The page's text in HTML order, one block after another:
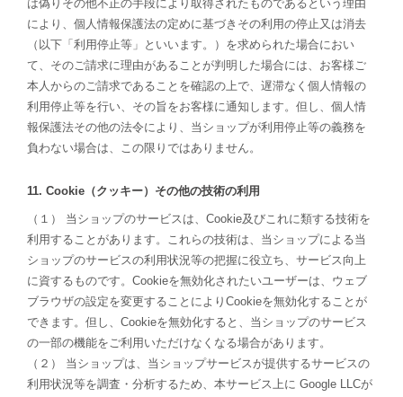
は偽りその他不正の手段により取得されたものであるという理由
により、個人情報保護法の定めに基づきその利用の停止又は消去
（以下「利用停止等」といいます。）を求められた場合におい
て、そのご請求に理由があることが判明した場合には、お客様ご
本人からのご請求であることを確認の上で、遅滞なく個人情報の
利用停止等を行い、その旨をお客様に通知します。但し、個人情
報保護法その他の法令により、当ショップが利用停止等の義務を
負わない場合は、この限りではありません。
11. Cookie（クッキー）その他の技術の利用
（１） 当ショップのサービスは、Cookie及びこれに類する技術を
利用することがあります。これらの技術は、当ショップによる当
ショップのサービスの利用状況等の把握に役立ち、サービス向上
に資するものです。Cookieを無効化されたいユーザーは、ウェブ
ブラウザの設定を変更することによりCookieを無効化することが
できます。但し、Cookieを無効化すると、当ショップのサービス
の一部の機能をご利用いただけなくなる場合があります。
（２） 当ショップは、当ショップサービスが提供するサービスの
利用状況等を調査・分析するため、本サービス上に Google LLCが